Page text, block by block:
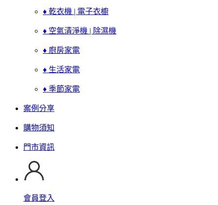
♦ 乾衣機 | 電子衣櫥
♦ 空氣清淨機 | 除濕機
♦ 廚房家電
♦ 生活家電
♦ 季節家電
案例分享
購物須知
門市資訊
會員登入